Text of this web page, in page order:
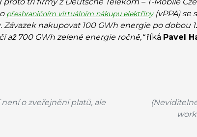
přeshraničním virtuálním nákupu elektřiny(vPPA) se
nakupovat 100 GWh energie po dobou
až 700 GWh zelené energie ročně,“říká Pavel
není o zveřejnění platů, ale